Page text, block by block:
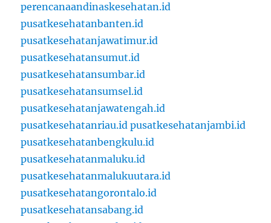
perencanaandinaskesehatan.id
pusatkesehatanbanten.id
pusatkesehatanjawatimur.id
pusatkesehatansumut.id
pusatkesehatansumbar.id
pusatkesehatansumsel.id
pusatkesehatanjawatengah.id
pusatkesehatanriau.id pusatkesehatanjambi.id
pusatkesehatanbengkulu.id
pusatkesehatanmaluku.id
pusatkesehatanmalukuutara.id
pusatkesehatangorontalo.id
pusatkesehatansabang.id